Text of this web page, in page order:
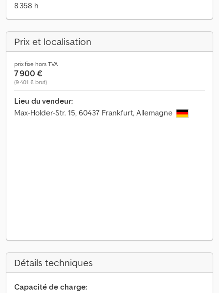
8 358 h
Prix et localisation
prix fixe hors TVA
7 900 €
(9 401 € brut)
Lieu du vendeur:
Max-Holder-Str. 15, 60437 Frankfurt, Allemagne
Détails techniques
Capacité de charge: